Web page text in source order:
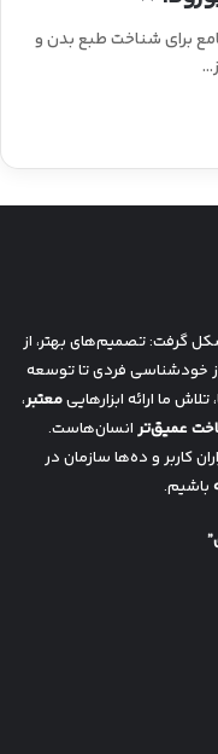
برای شناخت طبع بدن و
گرفت: تصمیم‌های بهتر، از
خودشناسی فردی تا توسعه
ما ارائه ابزارهاییمعتبر،
عمیق‌ترانسان‌هاست.
کاربر و ده‌ها سازمان در
باشیم.